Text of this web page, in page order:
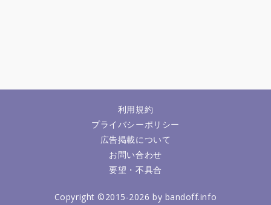
利用規約
プライバシーポリシー
広告掲載について
お問い合わせ
要望・不具合
Copyright ©2015-2026 by bandoff.info